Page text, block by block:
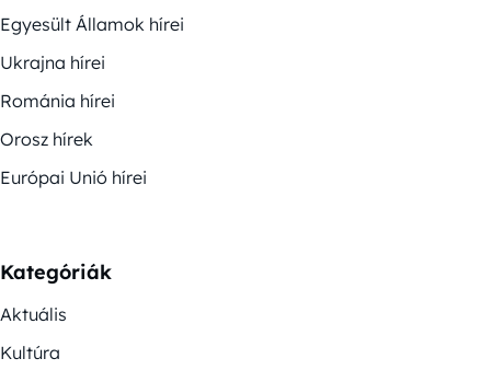
Egyesült Államok hírei
Ukrajna hírei
Románia hírei
Orosz hírek
Európai Unió hírei
Kategóriák
Aktuális
Kultúra